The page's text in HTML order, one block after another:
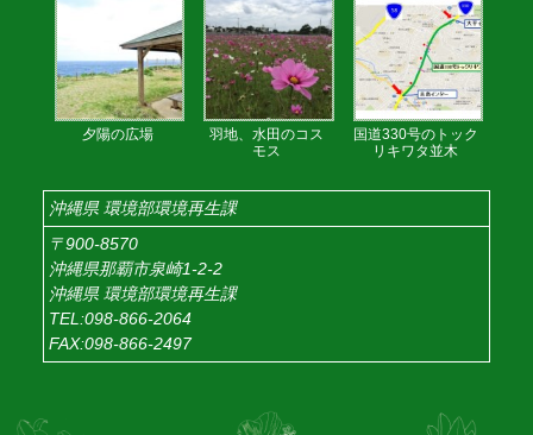
夕陽の広場
羽地、水田のコス
モス
国道330号のトック
リキワタ並木
沖縄県 環境部環境再生課
〒900-8570
沖縄県那覇市泉崎1-2-2
沖縄県 環境部環境再生課
TEL:098-866-2064
FAX:098-866-2497